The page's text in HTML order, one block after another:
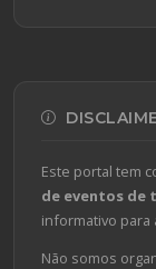
Este portal tem
de eventos de
informativo para
Não somos